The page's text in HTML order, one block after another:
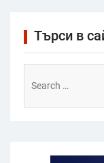
Търси в
for: